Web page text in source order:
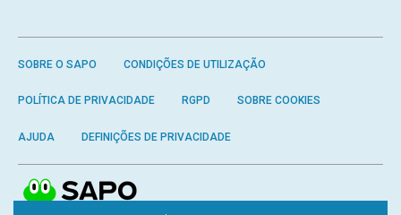
SOBRE O SAPO CONDIÇÕES DE UTILIZAÇÃO
POLÍTICA DE PRIVACIDADE RGPD SOBRE COOKIES
AJUDA DEFINIÇÕES DE PRIVACIDADE